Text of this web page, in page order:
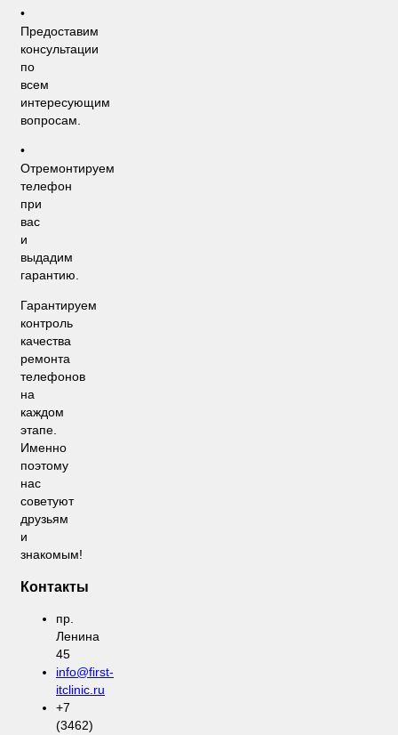
•
Предоставим
консультации
по
всем
интересующим
вопросам.
•
Отремонтируем
телефон
при
вас
и
выдадим
гарантию.
Гарантируем
контроль
качества
ремонта
телефонов
на
каждом
этапе.
Именно
поэтому
нас
советуют
друзьям
и
знакомым!
Контакты
пр.
Ленина
45
info@first-
itclinic.ru
+7
(3462)